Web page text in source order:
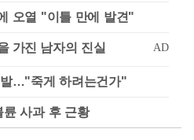
오열 "이틀 만에 발견"
…"죽게 하려는건가"
륜 사과 후 근황